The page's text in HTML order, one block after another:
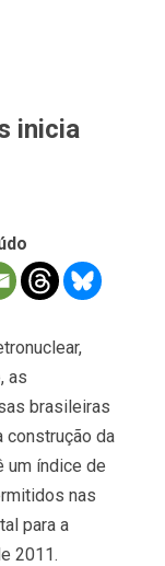
inicia
as
brasileiras
construção da
um índice de
nas
para a
2011.